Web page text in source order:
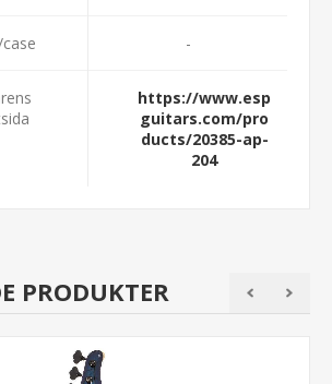
-
https://www.esp
guitars.com/pro
ducts/20385-ap-
204
PRODUKTER